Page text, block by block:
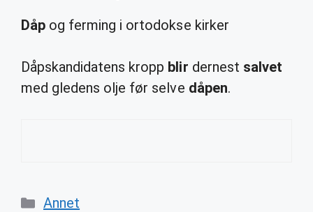
Dåp og ferming i ortodokse kirker
Dåpskandidatens kropp blir dernest salvet
med gledens olje før selve dåpen.
Categories
Annet